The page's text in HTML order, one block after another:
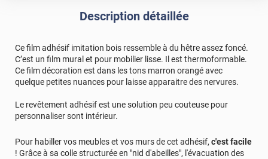
Description détaillée
Ce film adhésif imitation bois ressemble à du hêtre assez foncé.
C’est un film mural et pour mobilier lisse. Il est thermoformable.
Ce film décoration est dans les tons marron orangé avec
quelque petites nuances pour laisse apparaitre des nervures.
Le revêtement adhésif est une solution peu couteuse pour
personnaliser sont intérieur.
Pour habiller vos meubles et vos murs de cet adhésif, c'est facile
! Grâce à sa colle structurée en "nid d'abeilles", l'évacuation des